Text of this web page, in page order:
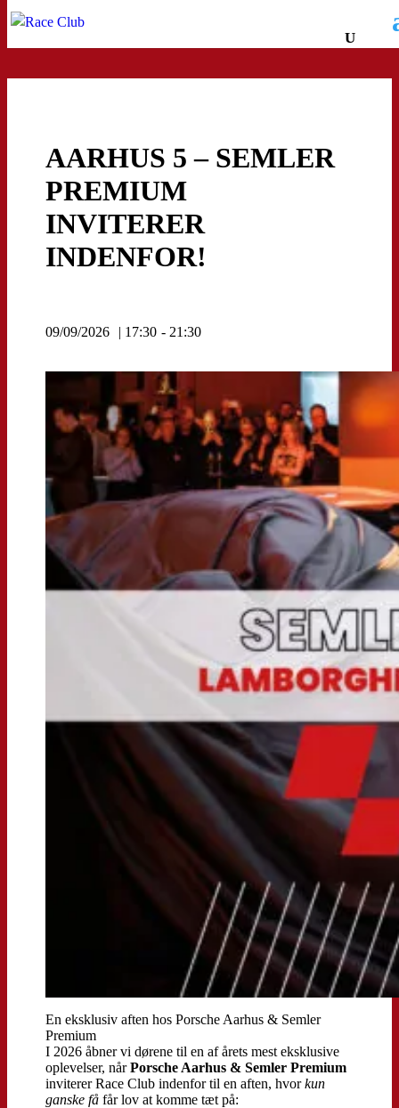
AARHUS 5 – SEMLER
PREMIUM
INVITERER
INDENFOR!
09/09/2026 | 17:30 - 21:30
En eksklusiv aften hos Porsche Aarhus & Semler
Premium
I 2026 åbner vi dørene til en af årets mest eksklusive
oplevelser, nårPorsche Aarhus & Semler Premium
inviterer Race Club indenfor til en aften, hvorkun
ganske få får lov at komme tæt på: